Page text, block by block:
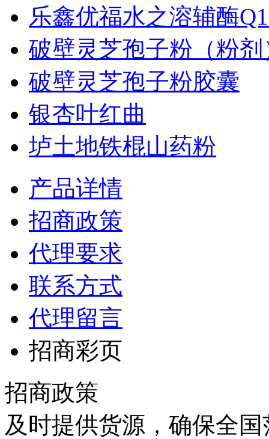
乐鑫优福水之溶辅酶
破壁灵芝孢子粉（粉剂
破壁灵芝孢子粉胶囊
银杏叶红曲
垆土地铁棍山药粉
产品详情
招商政策
代理要求
联系方式
代理留言
招商彩页
招商政策
及时提供货源，确保全